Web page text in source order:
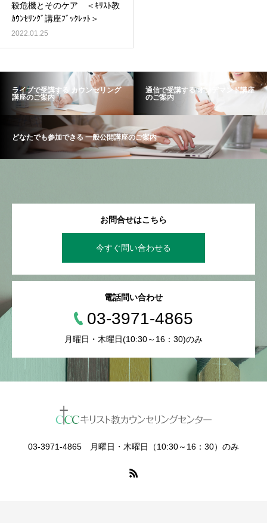
殺危機とそのケア ＜ｷﾘｽﾄ教
ｶｳﾝｾﾘﾝｸﾞ講座ﾌﾞｯｸﾚｯﾄ＞
2022.01.25
ライブで受講する カウンセリング
講座のご案内
通信で受講する オンデマンド講座
のご案内
どなたでも参加できる 一般公開講座のご案内
お問合せはこちら
今すぐ問い合わせる
電話問い合わせ
03-3971-4865
月曜日・木曜日(10:30～16：30)のみ
03-3971-4865 月曜日・木曜日（10:30～16：30）のみ